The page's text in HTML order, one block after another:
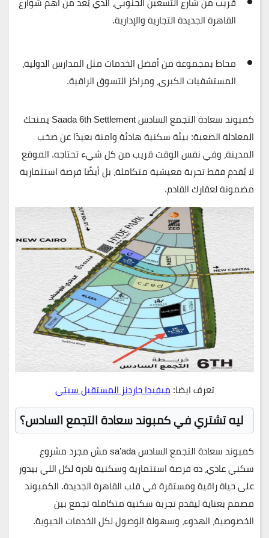
القاهرة الجديدة التجارية والإدارية.
محاط بمجموعة من أفضل الخدمات مثل المدارس الدولية،
المستشفيات الكبرى، ومراكز التسوق الراقية.
كمبوند سعادة التجمع السادس Saada 6th Settlement
يمنحك
المعادلة الصعبة: بيئة سكنية هادئة وآمنة بعيدًا عن صخب
المدينة، وفي نفس الوقت قريب من كل شيء تحتاجه. الموقع
لا يُقدم فقط تجربة معيشية متكاملة، بل أيضًا فرصة استثمارية
مضمونة لعقارك القادم.
تعرف ايضا:ميفيدا جاردنز المستقبل سيتي
ليه تشتري في كمبوند سعادة التجمع السادس؟
كمبوند سعادة التجمع السادس
sa’ada مش مجرد مشروع
سكني عادي، ده فرصة استثمارية وسكنية نادرة لكل اللي بيدور
على حياة راقية ومستقرة في قلب القاهرة الجديدة. الكمبوند
مصمم بعناية ليقدم تجربة سكنية متكاملة تجمع بين
الخصوصية، الهدوء، وسهولة الوصول لكل الخدمات الحيوية.